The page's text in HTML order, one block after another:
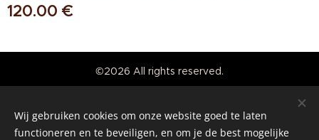
120.00 €
©2026 All rights reserved.
Cookies
Wij gebruiken cookies om onze website goed te laten
functioneren en te beveiligen, en om je de best mogelijke